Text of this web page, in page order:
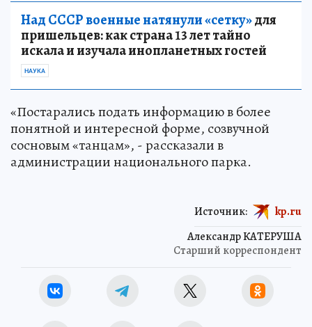
Над СССР военные натянули «сетку»для
пришельцев: как страна 13 лет тайно
искала и изучала инопланетных гостей
НАУКА
«Постарались подать информацию в более
понятной и интересной форме, созвучной
сосновым «танцам», - рассказали в
администрации национального парка.
Александр КАТЕРУША
Старший корреспондент
Источник: kp.ru